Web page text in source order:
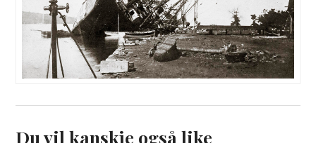
Du vil kanskje også like